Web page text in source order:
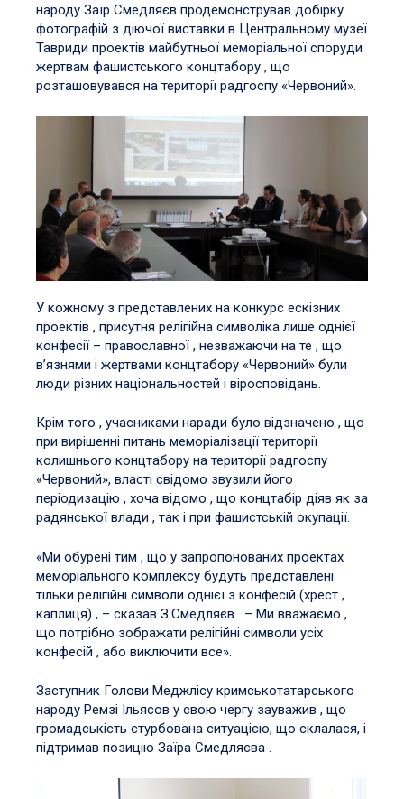
народу Заїр Смедляєв продемонстрував добірку
фотографій з діючої виставки в Центральному музеї
Тавриди проектів майбутньої меморіальної споруди
жертвам фашистського концтабору , що
розташовувався на території радгоспу «Червоний».
У кожному з представлених на конкурс ескізних
проектів , присутня релігійна символіка лише однієї
конфесії – православної , незважаючи на те , що
в’язнями і жертвами концтабору «Червоний» були
люди різних національностей і віросповідань.
Крім того , учасниками наради було відзначено , що
при вирішенні питань меморіалізації території
колишнього концтабору на території радгоспу
«Червоний», власті свідомо звузили його
періодизацію , хоча відомо , що концтабір діяв як за
радянської влади , так і при фашистській окупації.
«Ми обурені тим , що у запропонованих проектах
меморіального комплексу будуть представлені
тільки релігійні символи однієї з конфесій (хрест ,
каплиця) , – сказав З.Смедляєв . – Ми вважаємо ,
що потрібно зображати релігійні символи усіх
конфесій , або виключити все».
Заступник Голови Меджлісу кримськотатарського
народу Ремзі Ільясов у свою чергу зауважив , що
громадськість стурбована ситуацією, що склалася, і
підтримав позицію Заїра Смедляєва .